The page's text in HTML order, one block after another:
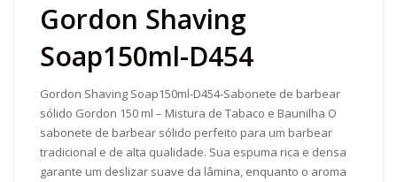
Gordon Shaving
Soap150ml-D454
Gordon Shaving Soap150ml-D454-Sabonete de barbear
sólido Gordon 150 ml – Mistura de Tabaco e Baunilha O
sabonete de barbear sólido perfeito para um barbear
tradicional e de alta qualidade. Sua espuma rica e densa
garante um deslizar suave da lâmina, enquanto o aroma